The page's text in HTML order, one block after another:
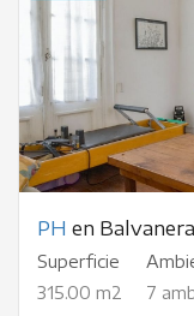
PH en
Superficie
315.00 m2
7